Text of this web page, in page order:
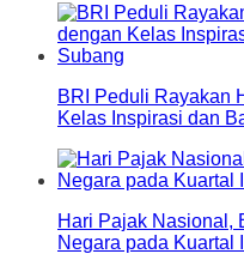
BRI Peduli Rayakan
Kelas Inspirasi dan
Hari Pajak Nasional,
Negara pada Kuartal